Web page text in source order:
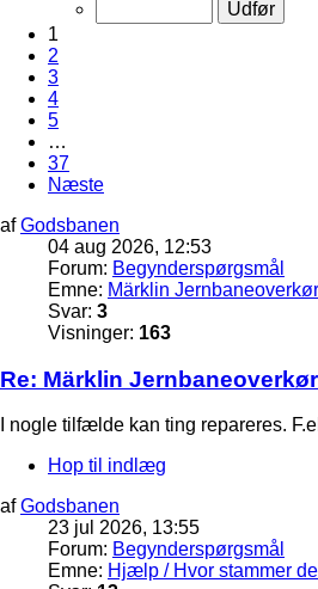
1
2
3
4
5
…
37
Næste
afGodsbanen
04 aug 2026, 12:53
Forum: Begynderspørgsmål
Emne: Märklin
Svar: 3
Visninger: 163
Re: Märklin
I nogle tilfælde kan ting repareres.
Hop til indlæg
afGodsbanen
23 jul 2026, 13:55
Forum: Begynderspørgsmål
Emne: Hjælp / Hvor stammer